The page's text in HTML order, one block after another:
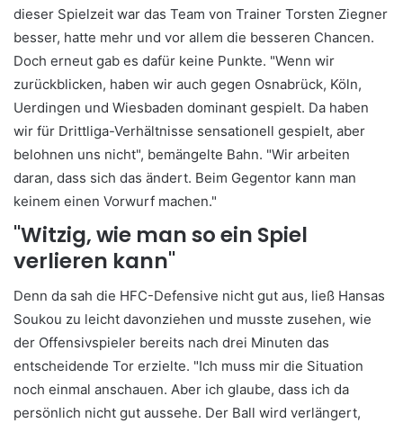
dieser Spielzeit war das Team von Trainer Torsten Ziegner
besser, hatte mehr und vor allem die besseren Chancen.
Doch erneut gab es dafür keine Punkte. "Wenn wir
zurückblicken, haben wir auch gegen Osnabrück, Köln,
Uerdingen und Wiesbaden dominant gespielt. Da haben
wir für Drittliga-Verhältnisse sensationell gespielt, aber
belohnen uns nicht", bemängelte Bahn. "Wir arbeiten
daran, dass sich das ändert. Beim Gegentor kann man
keinem einen Vorwurf machen."
"Witzig, wie man so ein Spiel
verlieren kann"
Denn da sah die HFC-Defensive nicht gut aus, ließ Hansas
Soukou zu leicht davonziehen und musste zusehen, wie
der Offensivspieler bereits nach drei Minuten das
entscheidende Tor erzielte. "Ich muss mir die Situation
noch einmal anschauen. Aber ich glaube, dass ich da
persönlich nicht gut aussehe. Der Ball wird verlängert,